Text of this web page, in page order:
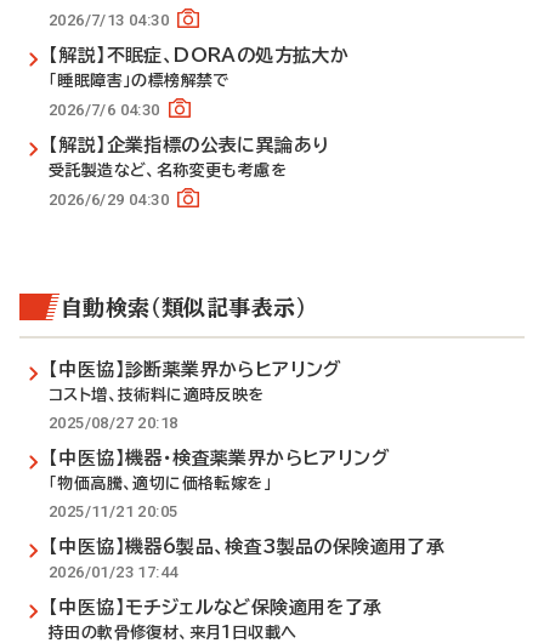
2026/7/13 04:30
【解説】不眠症、DORAの処方拡大か
「睡眠障害」の標榜解禁で
2026/7/6 04:30
【解説】企業指標の公表に異論あり
受託製造など、名称変更も考慮を
2026/6/29 04:30
自動検索（類似記事表示）
【中医協】診断薬業界からヒアリング
コスト増、技術料に適時反映を
2025/08/27 20:18
【中医協】機器・検査薬業界からヒアリング
「物価高騰、適切に価格転嫁を」
2025/11/21 20:05
【中医協】機器6製品、検査3製品の保険適用了承
2026/01/23 17:44
【中医協】モチジェルなど保険適用を了承
持田の軟骨修復材、来月1日収載へ